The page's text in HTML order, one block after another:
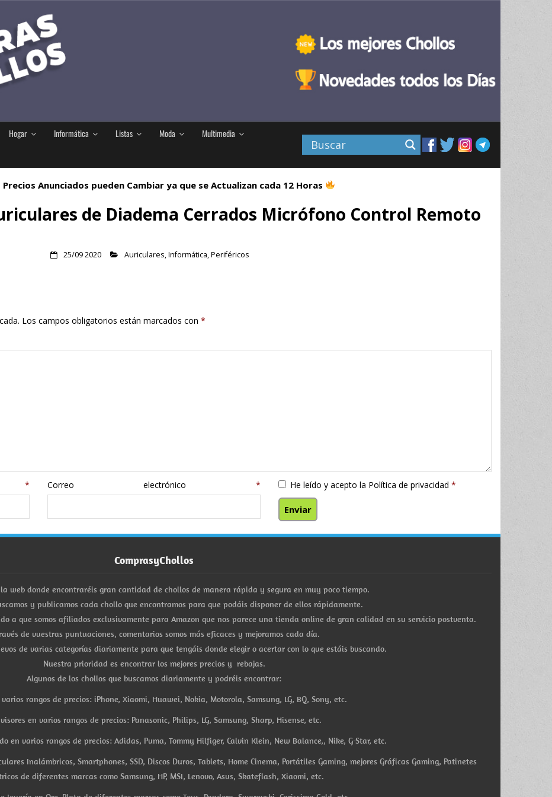
Hogar Informática Listas Moda
Multimedia
Precios Anunciados pueden Cambiar ya que se Actualizan cada 12 Horas
de Diadema Cerrados Micrófono Control Remoto
25/09 2020 Auriculares,Informática,Periféricos
Los campos obligatorios están marcados con *
* Correo electrónico* He leído y acepto la Política de privacidad *
ComprasyChollos
la web donde encontraréis gran cantidad de chollos de manera rápida y segura en muy poco tiempo.
y publicamos cada chollo que encontramos para que podáis disponer de ellos rápidamente.
a que somos afiliados exclusivamente para Amazon que nos parece una tienda online de gran calidad en su servicio postventa.
de vuestras puntuaciones, comentarios somos más eficaces y mejoramos cada día.
de varias categorías diariamente para que tengáis donde elegir o acertar con lo que estáis buscando.
Nuestra prioridad es encontrar los mejores precios y rebajas.
Algunos de los chollos que buscamos diariamente y podréis encontrar:
rangos de precios: iPhone, Xiaomi, Huawei, Nokia, Motorola, Samsung, LG, BQ, Sony, etc.
en varios rangos de precios: Panasonic, Philips, LG, Samsung, Sharp, Hisense, etc.
en varios rangos de precios: Adidas, Puma, Tommy Hilfiger, Calvin Klein, New Balance,, Nike, G-Star, etc.
Inalámbricos, Smartphones, SSD, Discos Duros, Tablets, Home Cinema, Portátiles Gaming, mejores Gráficas Gaming, Patinetes
de diferentes marcas como Samsung, HP, MSI, Lenovo, Asus, Skateflash, Xiaomi, etc.